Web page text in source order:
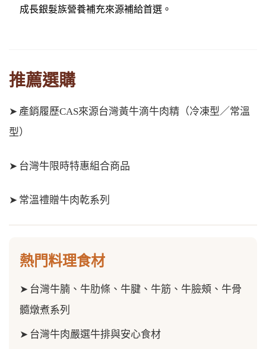
成長銀髮族營養補充來源補給首選。
推薦選購
➤ 產銷履歷CAS來源台灣黃牛滴牛肉精（冷凍型／常溫
型）
➤ 台灣牛限時特惠組合商品
➤ 常溫禮贈牛肉乾系列
熱門料理食材
➤ 台灣牛腩、牛肋條、牛腱、牛筋、 牛臉頰、牛骨
髓燉煮系列
➤ 台灣牛肉嚴選牛排與安心食材